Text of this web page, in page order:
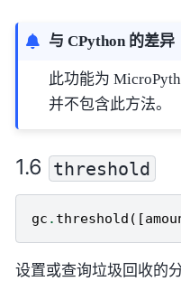
与 CPython 的差异
此功能为
并不包含此方法。
threshold
gc . threshold ([
设置或查询垃圾回收的